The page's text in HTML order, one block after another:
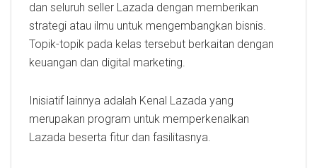
dan seluruh seller Lazada dengan memberikan
strategi atau ilmu untuk mengembangkan bisnis.
Topik-topik pada kelas tersebut berkaitan dengan
keuangan dan digital marketing.
Inisiatif lainnya adalah Kenal Lazada yang
merupakan program untuk memperkenalkan
Lazada beserta fitur dan fasilitasnya.